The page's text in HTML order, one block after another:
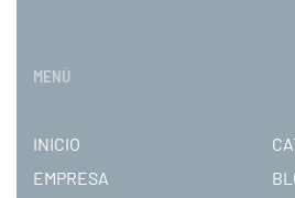
MENÚ
INICIO
EMPRESA